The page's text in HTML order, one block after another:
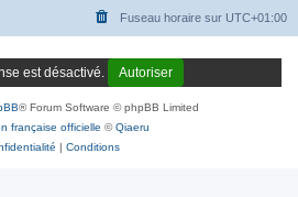
Fuseau horaire sur UTC+01:00
est désactivé. Autoriser
® Forum Software © phpBB Limited
française officielle ©Qiaeru
| Conditions